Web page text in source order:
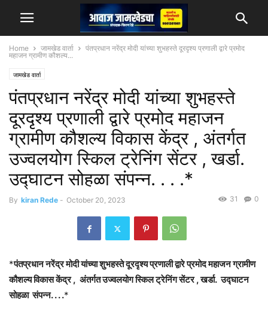
Home जामखेड वार्ता
पंतप्रधान नरेंद्र मोदी यांच्या शुभहस्ते दूरदृश्य प्रणाली द्वारे प्रमोद
महाजन ग्रामीण कौशल्य...
जामखेड वार्ता
पंतप्रधान नरेंद्र मोदी यांच्या शुभहस्ते
दूरदृश्य प्रणाली द्वारे प्रमोद महाजन
ग्रामीण कौशल्य विकास केंद्र , अंतर्गत
उज्वलयोग स्किल ट्रेनिंग सेंटर , खर्डा.
उद्घाटन सोहळा संपन्न. . . .*
By kiran Rede - October 20, 2023 0
31
*पंतप्रधान नरेंद्र मोदी यांच्या शुभहस्ते दूरदृश्य प्रणाली द्वारे प्रमोद महाजन ग्रामीण
कौशल्य विकास केंद्र , अंतर्गत उज्वलयोग स्किल ट्रेनिंग सेंटर , खर्डा. उद्घाटन
सोहळा संपन्न. . . .*